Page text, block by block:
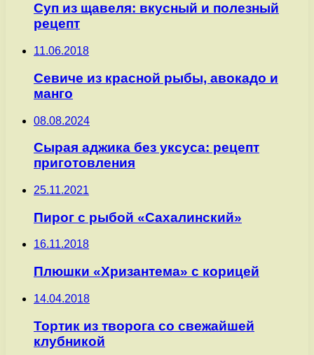
Суп из щавеля: вкусный и полезный
рецепт
11.06.2018
Севиче из красной рыбы, авокадо и
манго
08.08.2024
Сырая аджика без уксуса: рецепт
приготовления
25.11.2021
Пирог с рыбой «Сахалинский»
16.11.2018
Плюшки «Хризантема» с корицей
14.04.2018
Тортик из творога со свежайшей
клубникой